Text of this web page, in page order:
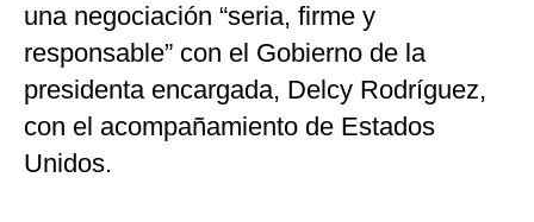
una negociación “seria, firme y
responsable” con el Gobierno de la
presidenta encargada, Delcy Rodríguez,
con el acompañamiento de Estados
Unidos.